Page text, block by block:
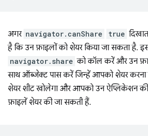
अगर navigator.canShare true
है कि उन फ़ाइलों को शेयर किया जा सकता है.
navigator.share को कॉल करें और उन
साथ ऑब्जेक्ट पास करें जिन्हें आपको शेयर करना
शेयर शीट खोलेगा और आपको उन ऐप्लिकेशन की
फ़ाइलें शेयर की जा सकती हैं.